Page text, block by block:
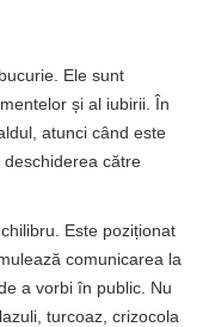
Ele sunt
și al iubirii. În
atunci când este
către
Este poziționat
comunicarea la
a vorbi în public. Nu
turcoaz, crizocola